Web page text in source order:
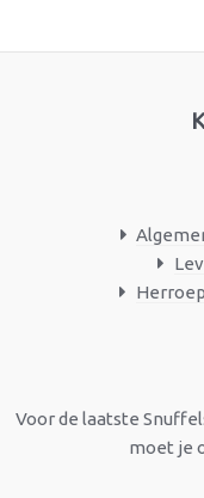
Voor de laatste
moet je